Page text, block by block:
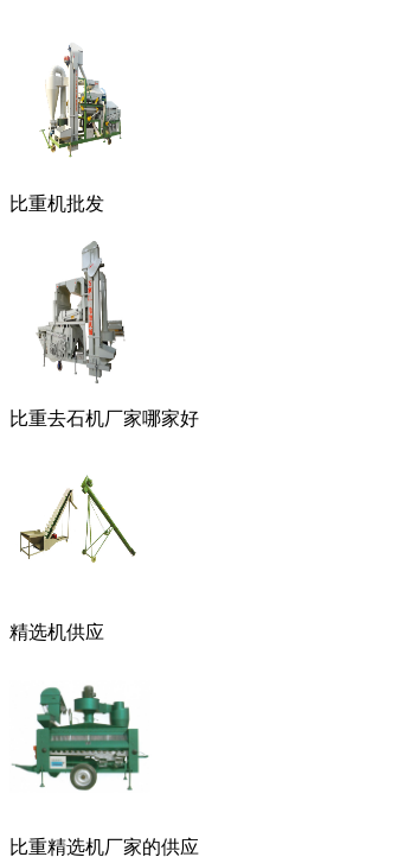
比重机批发
比重去石机厂家哪家好
精选机供应
比重精选机厂家的供应